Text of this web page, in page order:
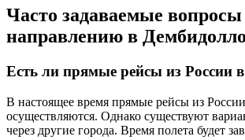
Часто задаваемые вопросы
направлению в Дембидолло
Есть ли прямые рейсы из России
В настоящее время прямые рейсы из
осуществляются. Однако существуют
через другие города. Время полета будет